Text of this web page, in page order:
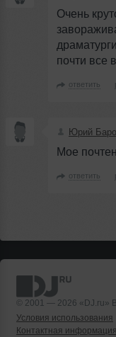
Очень
почти все
ответить
Юрий
Мое
ответить
© 2001 — 2026 «DJ.ru»
Условия использования
Контактная информация